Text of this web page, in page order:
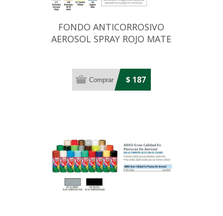
FONDO ANTICORROSIVO
AEROSOL SPRAY ROJO MATE
$ 187